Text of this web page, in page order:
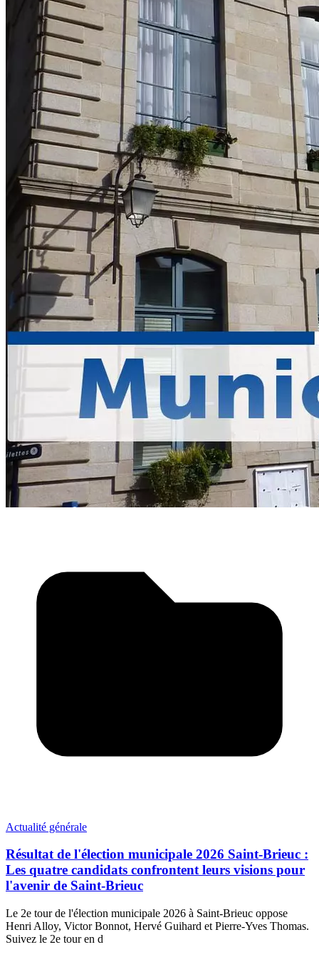
Actualité générale
Résultat de l'élection municipale 2026 Saint-Brieuc :
Les quatre candidats confrontent leurs visions pour
l'avenir de Saint-Brieuc
Le 2e tour de l'élection municipale 2026 à Saint-Brieuc oppose
Henri Alloy, Victor Bonnot, Hervé Guihard et Pierre-Yves Thomas.
Suivez le 2e tour en d